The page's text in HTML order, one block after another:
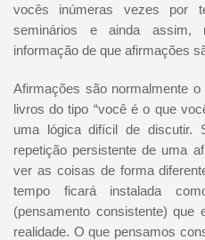
vocês inúmeras vezes por
seminários e ainda assim,
informação de que afirmações
Afirmações são normalmente
livros do tipo “você é o que
uma lógica difícil de discutir.
repetição persistente de uma
ver as coisas de forma
tempo ficará instalada
(pensamento consistente)
realidade. O que pensamos